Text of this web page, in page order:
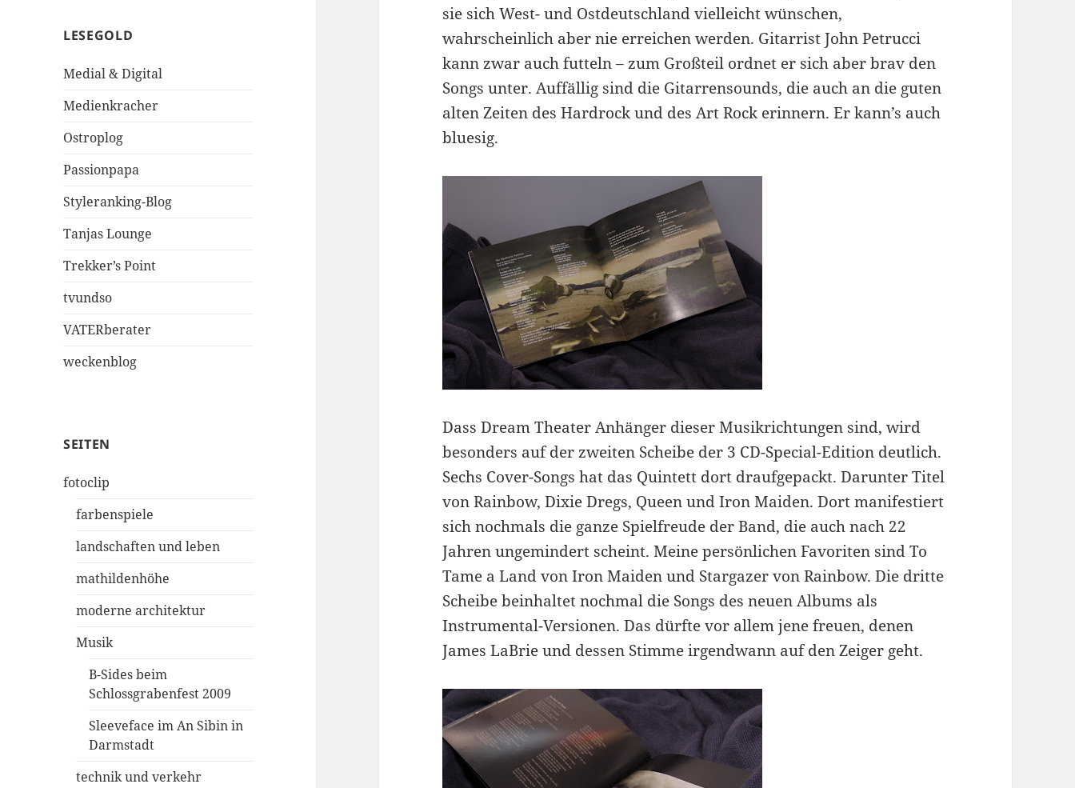
LESEGOLD
Medial & Digital
Medienkracher
Ostroplog
Passionpapa
Styleranking-Blog
Tanjas Lounge
Trekker’s Point
tvundso
VATERberater
weckenblog
SEITEN
fotoclip
farbenspiele
landschaften und leben
mathildenhöhe
moderne architektur
Musik
B-Sides beim
Schlossgrabenfest 2009
Sleeveface im An Sibin in
Darmstadt
technik und verkehr
sie sich West- und Ostdeutschland vielleicht wünschen,
wahrscheinlich aber nie erreichen werden. Gitarrist John Petrucci
kann zwar auch futteln – zum Großteil ordnet er sich aber brav den
Songs unter. Auffällig sind die Gitarrensounds, die auch an die guten
alten Zeiten des Hardrock und des Art Rock erinnern. Er kann’s auch
bluesig.
Dass Dream Theater Anhänger dieser Musikrichtungen sind, wird
besonders auf der zweiten Scheibe der 3 CD-Special-Edition deutlich.
Sechs Cover-Songs hat das Quintett dort draufgepackt. Darunter Titel
von Rainbow, Dixie Dregs, Queen und Iron Maiden. Dort manifestiert
sich nochmals die ganze Spielfreude der Band, die auch nach 22
Jahren ungemindert scheint. Meine persönlichen Favoriten sind To
Tame a Land von Iron Maiden und Stargazer von Rainbow. Die dritte
Scheibe beinhaltet nochmal die Songs des neuen Albums als
Instrumental-Versionen. Das dürfte vor allem jene freuen, denen
James LaBrie und dessen Stimme irgendwann auf den Zeiger geht.